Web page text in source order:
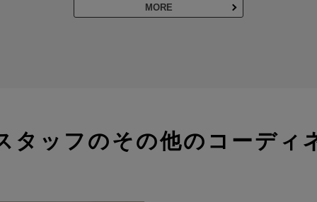
MORE
タッフのその他のコーディ